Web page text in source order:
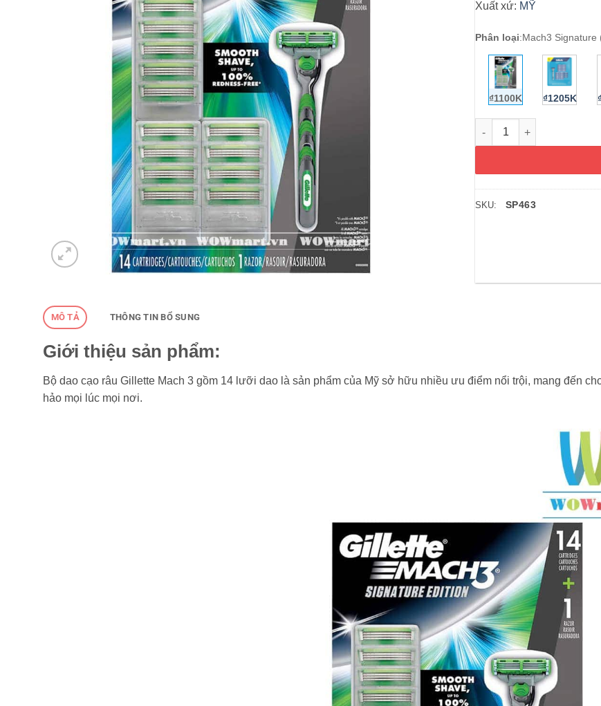
Xuất xứ: MỸ
Phân loại:Mach3 Signature
₫1100K ₫1205K
Bộ dao cạo râu Gillette
SKU: SP463
MÔ TẢ THÔNG TIN BỔ SUNG
Giới thiệu sản phẩm:
Bộ dao cạo râu Gillette Mach 3 gồm 14 lưỡi dao là sản phẩm của Mỹ sở hữu nhiều ưu điểm nổi trội, mang đến
hảo mọi lúc mọi nơi.